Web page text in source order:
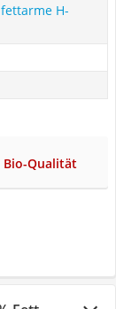
H-
Bio-Qualität